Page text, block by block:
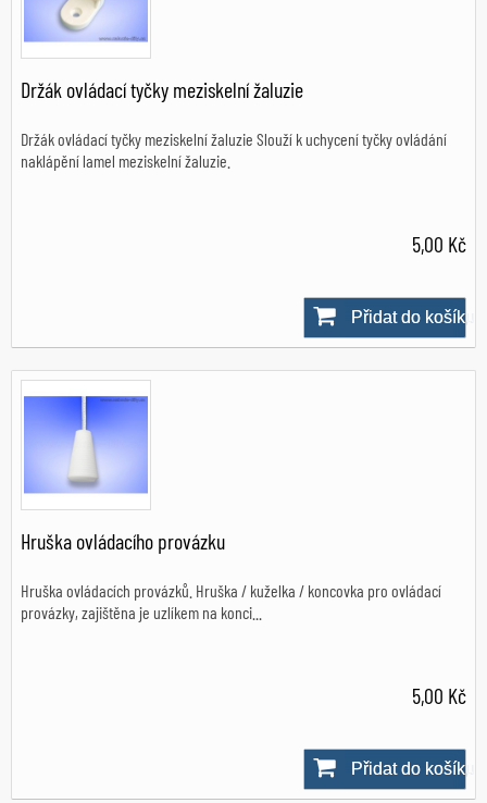
Držák ovládací tyčky meziskelní žaluzie
Držák ovládací tyčky meziskelní žaluzie Slouží k uchycení tyčky ovládání
naklápění lamel meziskelní žaluzie.
5,00 Kč
Přidat do košíku
Skladem
Hruška ovládacího provázku
Hruška ovládacích provázků. Hruška / kuželka / koncovka pro ovládací
provázky, zajištěna je uzlíkem na konci...
5,00 Kč
Přidat do košíku
Skladem